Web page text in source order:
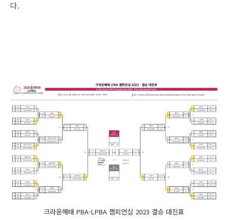
다.
크라운해태 PBA-LPBA 챔피언십 2023 결승 대진표